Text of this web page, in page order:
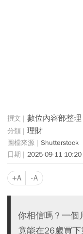
數位內容部整理
理財
Shutterstock
2025-09-11 10:20
+A -A
你相信嗎？一個
竟能在26歲買